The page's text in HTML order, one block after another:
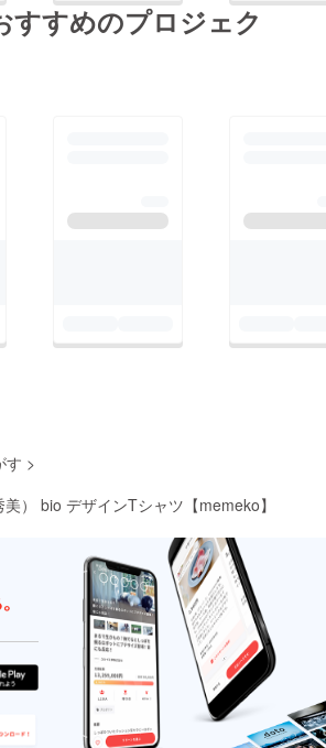
すすめのプロジェク
す >
） bio デザインTシャツ【memeko】